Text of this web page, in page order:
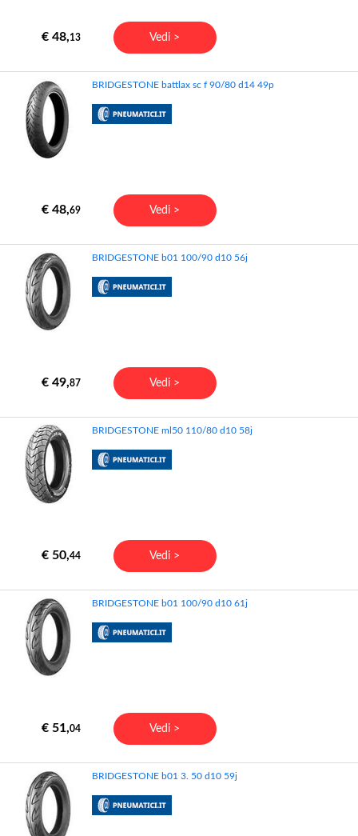
€ 48,13 Vedi >
BRIDGESTONE battlax sc f 90/80 d14 49p
€ 48,69 Vedi >
BRIDGESTONE b01 100/90 d10 56j
€ 49,87 Vedi >
BRIDGESTONE ml50 110/80 d10 58j
€ 50,44 Vedi >
BRIDGESTONE b01 100/90 d10 61j
€ 51,04 Vedi >
BRIDGESTONE b01 3. 50 d10 59j